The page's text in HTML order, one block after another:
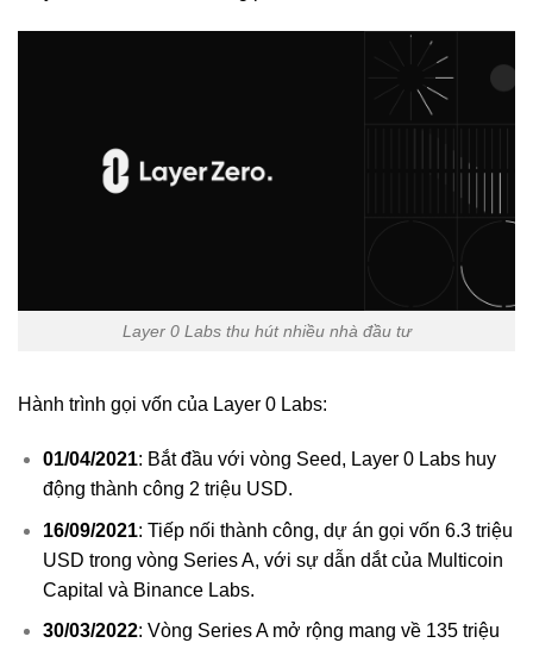
Layer 0 Labs thu hút nhiều nhà đầu tư
Hành trình gọi vốn của Layer 0 Labs:
01/04/2021: Bắt đầu với vòng Seed, Layer 0 Labs huy
động thành công 2 triệu USD.
16/09/2021: Tiếp nối thành công, dự án gọi vốn 6.3 triệu
USD trong vòng Series A, với sự dẫn dắt của Multicoin
Capital và Binance Labs.
30/03/2022: Vòng Series A mở rộng mang về 135 triệu